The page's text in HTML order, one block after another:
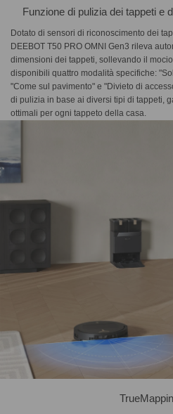
Funzione di pulizia dei tappeti e
Dotato di sensori di riconoscimento dei
DEEBOT T50 PRO OMNI Gen3 rileva
dimensioni dei tappeti, sollevando il
disponibili quattro modalità specifiche:
"Come sul pavimento" e "Divieto di
di pulizia in base ai diversi tipi di tappeti,
ottimali per ogni tappeto della casa.